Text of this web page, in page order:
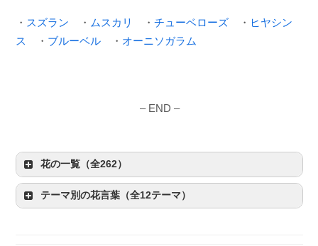
・ スズラン ・ ムスカリ ・ チューベローズ ・ ヒヤシン
ス
・ ブルーベル ・ オーニソガラム
– END –
花の一覧（全262）
テーマ別の花言葉（全12テーマ）